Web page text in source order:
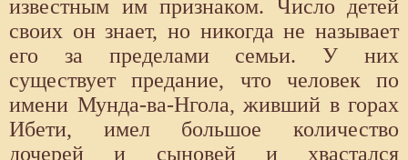
известным им признаком. Число детей
своих он знает, но никогда не называет
его за пределами семьи. У них
существует предание, что человек по
имени Мунда-ва-Нгола, живший в горах
Ибети, имел большое количество
дочерей и сыновей и хвастался